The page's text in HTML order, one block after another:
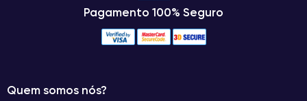
Pagamento 100% Seguro
Quem somos nós?